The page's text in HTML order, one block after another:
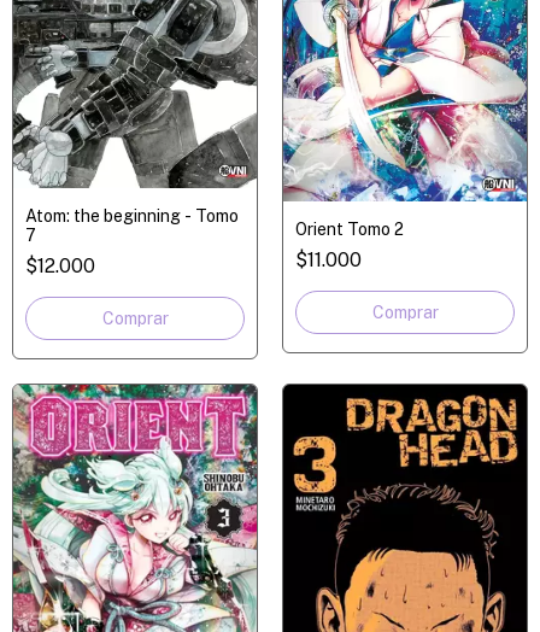
Atom: the beginning - Tomo
7
$12.000
Orient Tomo 2
$11.000